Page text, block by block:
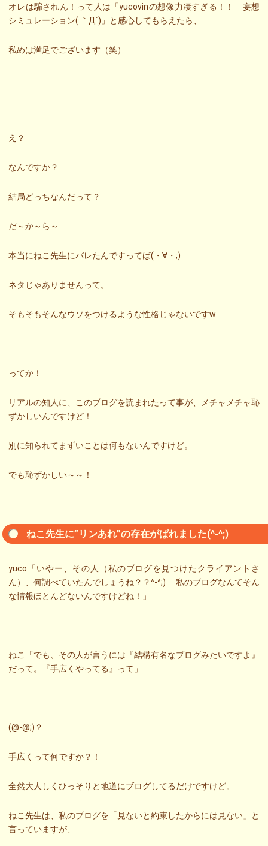
オレは騙されん！って人は「yucovinの想像力凄すぎる！！ 妄想
シミュレーション( ｀Д´)」と感心してもらえたら、
私めは満足でございます（笑）
え？
なんですか？
結局どっちなんだって？
だ～か～ら～
本当にねこ先生にバレたんですってば(・∀・;)
ネタじゃありませんって。
そもそもそんなウソをつけるような性格じゃないですw
ってか！
リアルの知人に、このブログを読まれたって事が、メチャメチャ恥
ずかしいんですけど！
別に知られてまずいことは何もないんですけど。
でも恥ずかしい～～！
ねこ先生に”リンあれ”の存在がばれました(^-^;)
yuco「いやー、その人（私のブログを見つけたクライアントさ
ん）、何調べていたんでしょうね？？^-^;) 私のブログなんてそん
な情報ほとんどないんですけどね！」
ねこ「でも、その人が言うには『結構有名なブログみたいですよ』
だって。『手広くやってる』って」
(@-@;)？
手広くって何ですか？！
全然大人しくひっそりと地道にブログしてるだけですけど。
ねこ先生は、私のブログを「見ないと約束したからには見ない」と
言っていますが、